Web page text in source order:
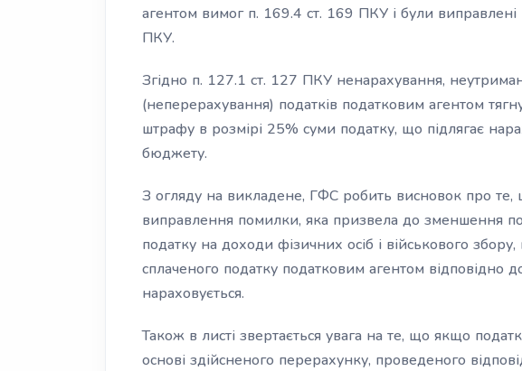
агентом вимог п. 169.4 ст. 169 ПКУ і були виправлені
ПКУ.
Згідно п. 127.1 ст. 127 ПКУ ненарахування,
(неперерахування) податків податковим агентом
штрафу в розмірі 25% суми податку, що підлягає
бюджету.
З огляду на викладене, ГФС робить висновок про те,
виправлення помилки, яка призвела до зменшення
податку на доходи фізичних осіб і військового
сплаченого податку податковим агентом відповідно
нараховується.
Також в листі звертається увага на те, що якщо
основі здійсненого перерахунку, проведеного